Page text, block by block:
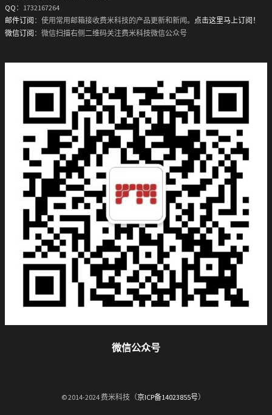
QQ ：1732167264
邮件订阅 ：使用常用邮箱接收费米科技的产品更新和新闻。 点击这里马上订阅！
微信订阅 ：微信扫描右侧二维码关注费米科技微信公众号
微信公众号
© 2014-2024 费米科技（京ICP备14023855号）